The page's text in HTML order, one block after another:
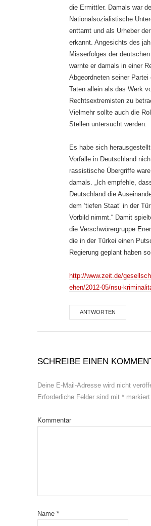
die Ermittler. Damals war
Nationalsozialistische
enttarnt und als Urheber
erkannt. Angesichts des
Misserfolges der
warnte er damals in einer
Abgeordneten seiner Partei
Taten allein als das Werk
Rechtsextremisten zu
Vielmehr sollte auch die
Stellen untersucht werden.
Es habe sich
Vorfälle in Deutschland
rassistische Übergriffe
damals. „Ich empfehle,
Deutschland die
dem ‘tiefen Staat’ in der
Vorbild nimmt.“ Damit
die Verschwörergruppe
die in der Türkei einen
Regierung geplant haben
http://www.zeit.de/
ehen/2012-05/nsu-
ANTWORTEN
SCHREIBE EINEN
Deine E-Mail-Adresse wird nicht
Erforderliche Felder sind mit * markiert
Kommentar
Name *